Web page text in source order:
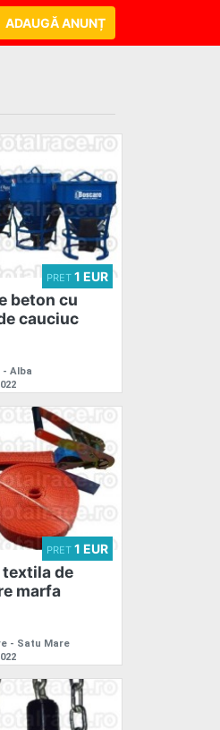
ADAUGĂ ANUNȚ
beton cu
cauciuc
PRET 1 EUR
Alba
textila de
marfa
PRET 1 EUR
- Satu Mare